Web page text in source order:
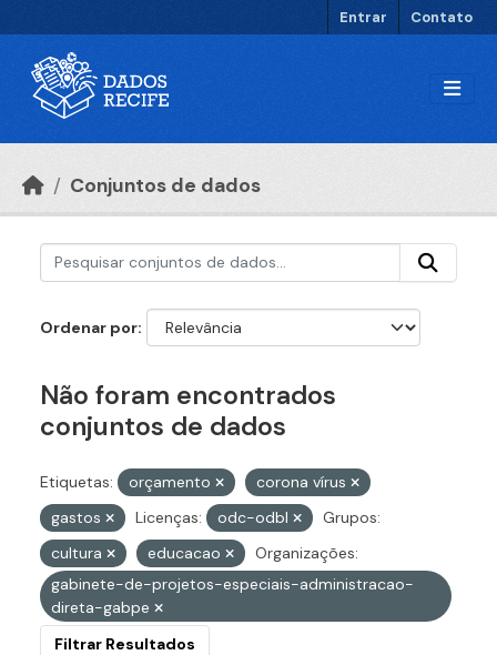
Entrar Contato
Conjuntos de dados
Ordenar por
Não foram encontrados
conjuntos de dados
Etiquetas: orçamento
corona vírus
gastos
Licenças: odc-odbl
Grupos:
cultura
educacao
Organizações:
gabinete-de-projetos-especiais-administracao-
direta-gabpe
Filtrar Resultados